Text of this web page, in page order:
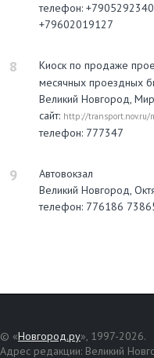
телефон:
+79602019127
8
Киоск по продаже
месячных проездных
Великий Новгород,
сайт: http://transport.nov.ru/
телефон: 777347
9
Автовокзал
Великий Новгород,
телефон: 776186
© «Новгород.ру», 1997-2026.
Адрес редакции: Великий